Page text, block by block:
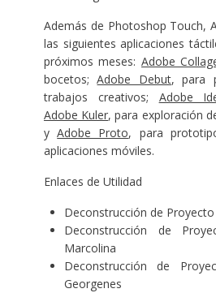
Además de Photoshop Touch,
las siguientes aplicaciones
próximos meses: Adobe
bocetos;Adobe Debut, para
trabajos creativos; Adobe
Adobe Kuler, para exploración
yAdobe Proto, para
aplicaciones móviles.
Enlaces de Utilidad
Deconstrucción de
Deconstrucción de
Marcolina
Deconstrucción de
Georgenes